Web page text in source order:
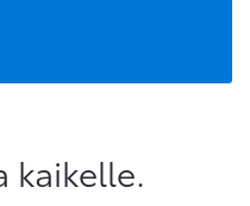
kaikelle.